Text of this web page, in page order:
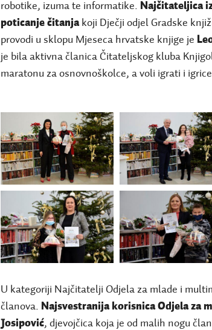
robotike, izuma te informatike. Najčitateljica
poticanje čitanjakoji Dječji odjel Gradske
provodi u sklopu Mjeseca hrvatske knjige je
je bila aktivna članica Čitateljskog kluba
maratonu za osnovnoškolce, a voli igrati i
U kategoriji Najčitatelji Odjela za mlade i
članova. Najsvestranija korisnica Odjela za
Josipović, djevojčica koja je od malih nogu